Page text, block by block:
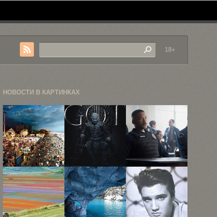
18+
НОВОСТИ В КАРТИНКАХ
День и ночь
в Нью-Йорке
...
HBO
поделился
20
постерами,
предваряющими
Эксклюзивный
взгляд на
Уилла Смита
...